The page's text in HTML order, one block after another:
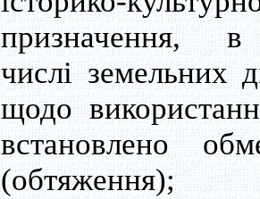
призначення,
числі земельних
щодо
встановлено
(обтяження);